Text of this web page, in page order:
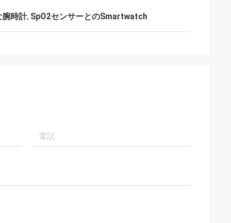
腕時計, SpO2センサーとのSmartwatch